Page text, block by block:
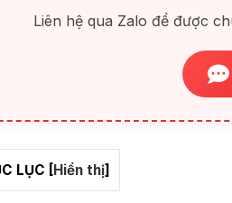
Liên hệ qua Zalo để được
LỤC [Hiển thị]